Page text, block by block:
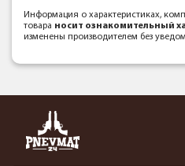
Информация о характеристиках,
товара носит ознакомительный
изменены производителем без